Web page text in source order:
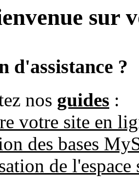
sur
d'assistance ?
nos guides :
votre site en
des bases
de l'espace